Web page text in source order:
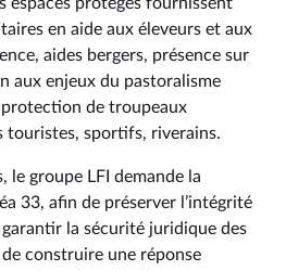
en aide aux éleveurs et aux
aides bergers, présence sur
aux enjeux du pastoralisme
protection de troupeaux
touristes, sportifs, riverains.
le groupe LFI demande la
33, afin de préserver l’intégrité
la sécurité juridique des
construire une réponse